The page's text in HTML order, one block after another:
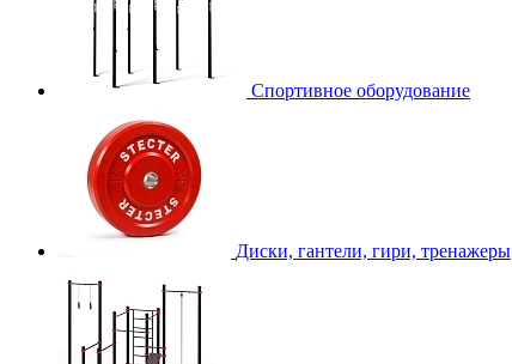
Спортивное оборудование
Диски, гантели, гири, тренажеры